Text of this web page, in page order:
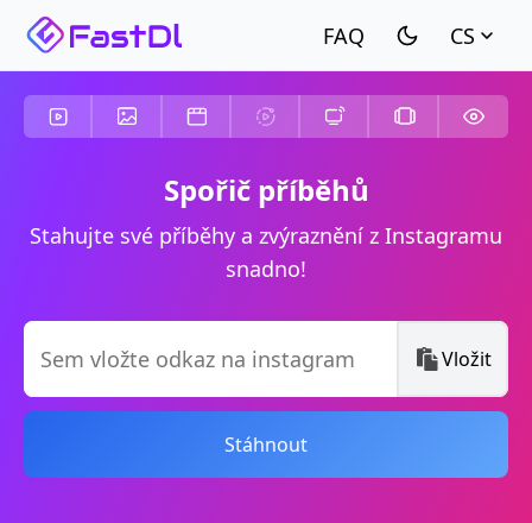
CS
Spořič příběhů
Stahujte své příběhy a zvýraznění z Instagramu
snadno!
Vložit
Stáhnout